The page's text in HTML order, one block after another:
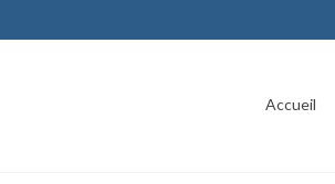
Accueil